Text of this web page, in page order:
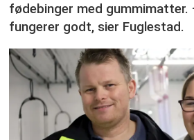
fødebinger med gummimatter.
fungerer godt, sier Fuglestad.